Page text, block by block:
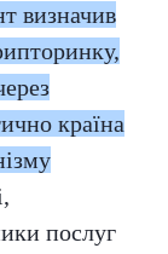
визначив
країна
послуг